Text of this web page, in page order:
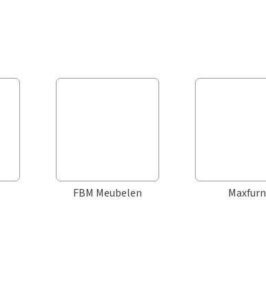
FBM Meubelen Maxfurn